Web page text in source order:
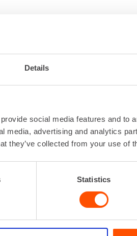
Details
social media features and to
media, advertising and analytics
they’ve collected from your use of
Statistics
Käyttöaika
Käyttölämpötila-
tunnistussyvyys
Syvyysosoituksen
tarkkuus